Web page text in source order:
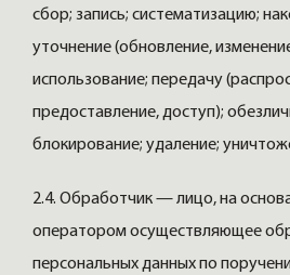
сбор; запись; систематизацию;
уточнение (обновление,
использование; передачу
предоставление, доступ);
блокирование; удаление;
2.4. Обработчик — лицо, на
оператором осуществляющее
персональных данных по